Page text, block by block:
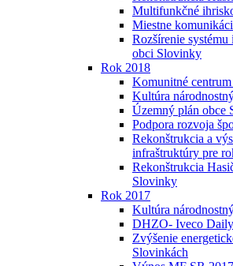
Multifunkčné
Miestne
Rozšírenie
obci Slovinky
Rok 2018
Komunitné
Kultúra
Územný plán obce
Podpora rozvoja
Rekonštrukcia a
infraštruktúry pre
Rekonštrukcia
Slovinky
Rok 2017
Kultúra
DHZO- Iveco Daily
Zvýšenie
Slovinkách